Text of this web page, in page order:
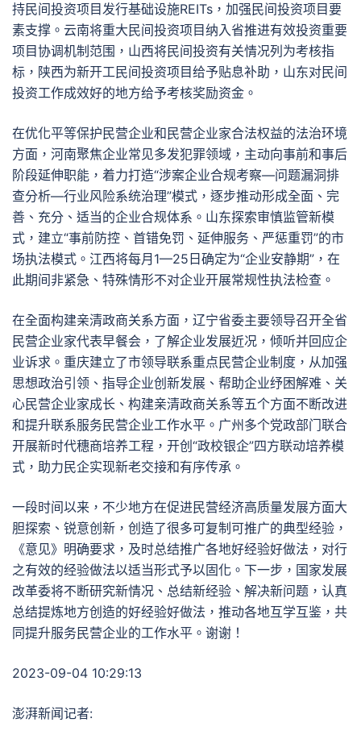
持民间投资项目发行基础设施REITs，加强民间投资项目要
素支撑。云南将重大民间投资项目纳入省推进有效投资重要
项目协调机制范围，山西将民间投资有关情况列为考核指
标，陕西为新开工民间投资项目给予贴息补助，山东对民间
投资工作成效好的地方给予考核奖励资金。
在优化平等保护民营企业和民营企业家合法权益的法治环境
方面，河南聚焦企业常见多发犯罪领域，主动向事前和事后
阶段延伸职能，着力打造“涉案企业合规考察—问题漏洞排
查分析—行业风险系统治理”模式，逐步推动形成全面、完
善、充分、适当的企业合规体系。山东探索审慎监管新模
式，建立“事前防控、首错免罚、延伸服务、严惩重罚”的市
场执法模式。江西将每月1—25日确定为“企业安静期”，在
此期间非紧急、特殊情形不对企业开展常规性执法检查。
在全面构建亲清政商关系方面，辽宁省委主要领导召开全省
民营企业家代表早餐会，了解企业发展近况，倾听并回应企
业诉求。重庆建立了市领导联系重点民营企业制度，从加强
思想政治引领、指导企业创新发展、帮助企业纾困解难、关
心民营企业家成长、构建亲清政商关系等五个方面不断改进
和提升联系服务民营企业工作水平。广州多个党政部门联合
开展新时代穗商培养工程，开创“政校银企”四方联动培养模
式，助力民企实现新老交接和有序传承。
一段时间以来，不少地方在促进民营经济高质量发展方面大
胆探索、锐意创新，创造了很多可复制可推广的典型经验，
《意见》明确要求，及时总结推广各地好经验好做法，对行
之有效的经验做法以适当形式予以固化。下一步，国家发展
改革委将不断研究新情况、总结新经验、解决新问题，认真
总结提炼地方创造的好经验好做法，推动各地互学互鉴，共
同提升服务民营企业的工作水平。谢谢！
2023-09-04 10:29:13
澎湃新闻记者: